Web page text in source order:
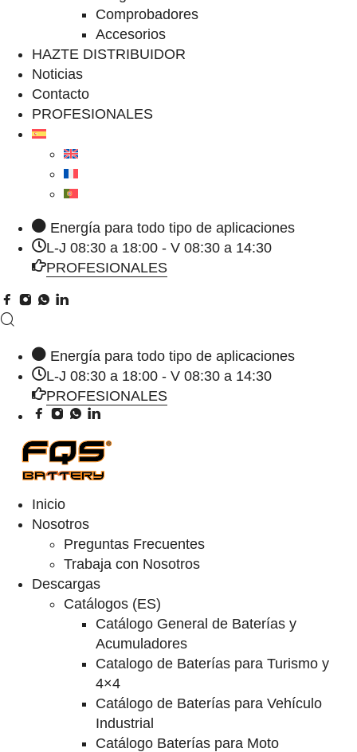
Comprobadores
Accesorios
HAZTE DISTRIBUIDOR
Noticias
Contacto
PROFESIONALES
Energía para todo tipo de aplicaciones
L-J 08:30 a 18:00 - V 08:30 a 14:30
PROFESIONALES
Energía para todo tipo de aplicaciones
L-J 08:30 a 18:00 - V 08:30 a 14:30
PROFESIONALES
Inicio
Nosotros
Preguntas Frecuentes
Trabaja con Nosotros
Descargas
Catálogos (ES)
Catálogo General de Baterías y
Acumuladores
Catalogo de Baterías para Turismo y
4×4
Catálogo de Baterías para Vehículo
Industrial
Catálogo Baterías para Moto